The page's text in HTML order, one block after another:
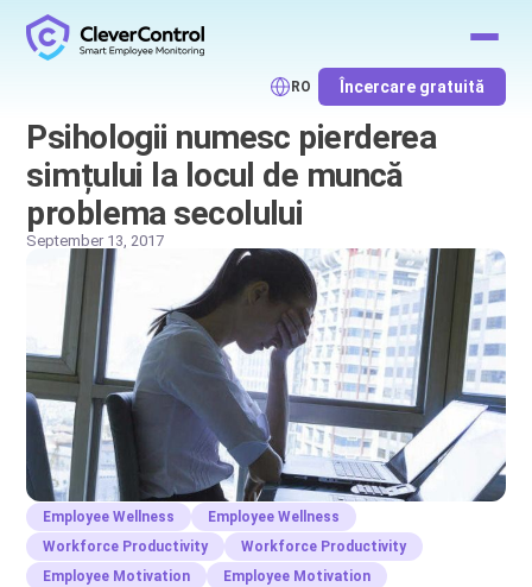
RO Încercare gratuită
Psihologii numesc pierderea
simțului la locul de muncă
problema secolului
September 13, 2017
Employee Wellness
Employee Wellness
Workforce Productivity
Workforce Productivity
Employee Motivation
Employee Motivation